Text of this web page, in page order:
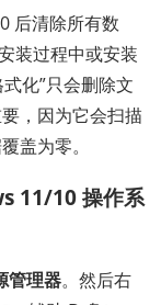
后清除所有数
装过程中或安装
化”只会删除文
，因为它会扫描
盖为零。
11/10 操作系
管理器。然后右